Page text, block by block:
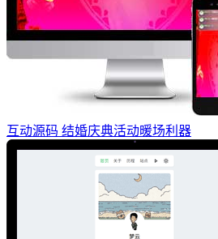
互动源码 结婚庆典活动暖场利器